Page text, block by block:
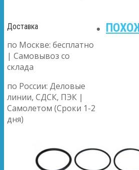
Доставка
по Москве: бесплатно
| Самовывоз со
склада
по России: Деловые
линии, СДСК, ПЭК |
Самолетом (Сроки 1-2
дня)